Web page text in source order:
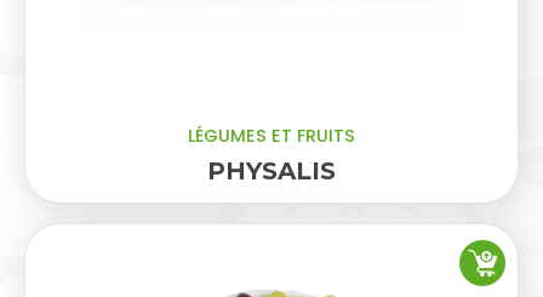
LÉGUMES ET FRUITS
PHYSALIS